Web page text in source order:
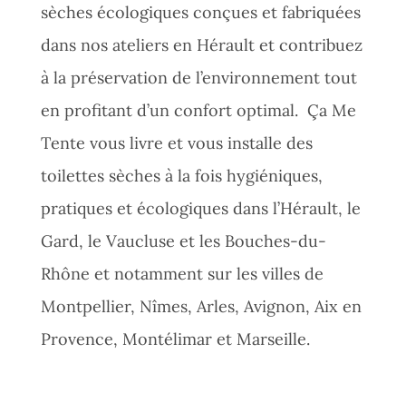
sèches écologiques conçues et fabriquées
dans nos ateliers en Hérault et contribuez
à la préservation de l’environnement tout
en profitant d’un confort optimal. Ça Me
Tente vous livre et vous installe des
toilettes sèches à la fois hygiéniques,
pratiques et écologiques dans l’Hérault, le
Gard, le Vaucluse et les Bouches-du-
Rhône et notamment sur les villes de
Montpellier, Nîmes, Arles, Avignon, Aix en
Provence, Montélimar et Marseille.